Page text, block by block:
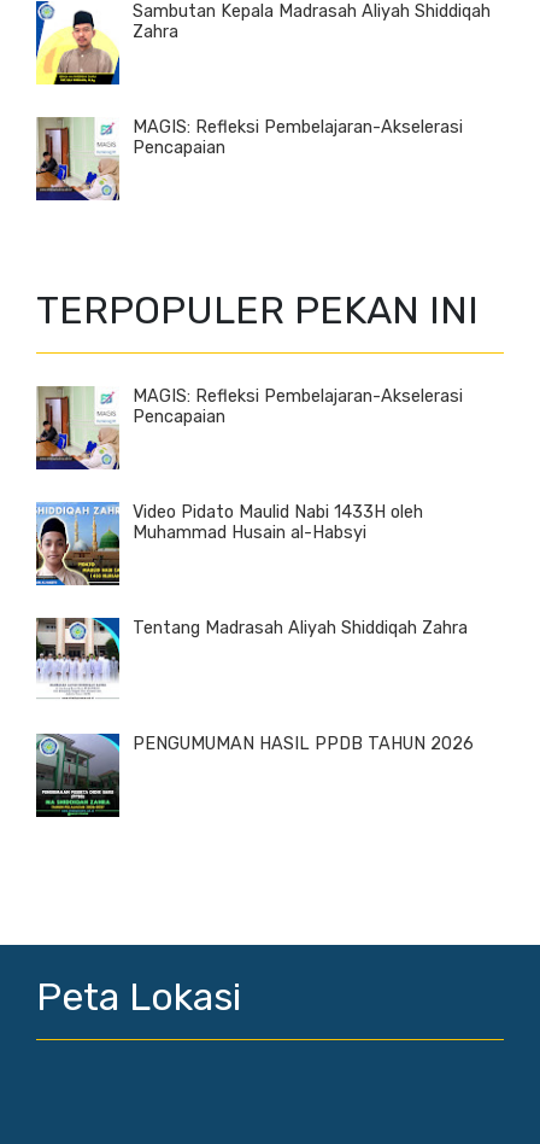
Sambutan Kepala Madrasah Aliyah Shiddiqah
Zahra
MAGIS: Refleksi Pembelajaran-Akselerasi
Pencapaian
TERPOPULER PEKAN INI
MAGIS: Refleksi Pembelajaran-Akselerasi
Pencapaian
Video Pidato Maulid Nabi 1433H oleh
Muhammad Husain al-Habsyi
Tentang Madrasah Aliyah Shiddiqah Zahra
PENGUMUMAN HASIL PPDB TAHUN 2026
Peta Lokasi